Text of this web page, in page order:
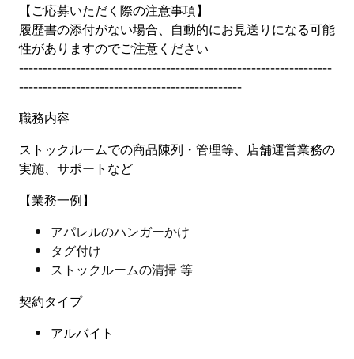
【ご応募いただく際の注意事項】
履歴書の添付がない場合、自動的にお見送りになる可能
性がありますのでご注意ください
------------------------------------------------------------------
-----------------------------------------------
職務内容
ストックルームでの商品陳列・管理等、店舗運営業務の
実施、サポートなど
【業務一例】
アパレルのハンガーかけ
タグ付け
ストックルームの清掃 等
契約タイプ
アルバイト